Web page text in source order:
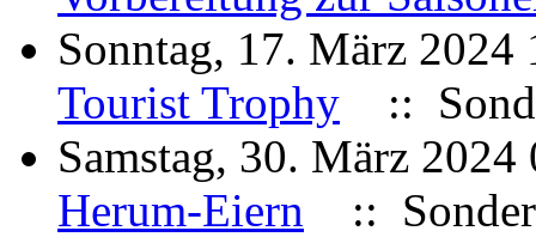
Sonntag, 17. März 2024
Tourist Trophy
::
Samstag, 30. März
Herum-Eiern
::